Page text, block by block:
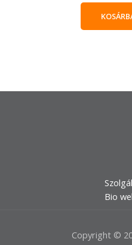
Bio
Copyright ©